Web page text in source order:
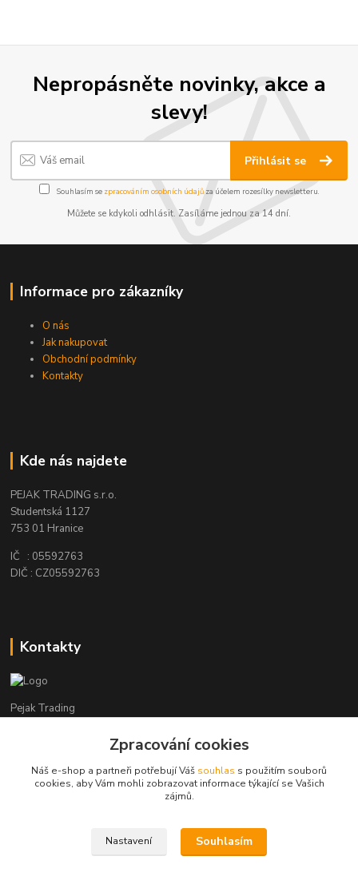
Nepropásněte novinky, akce a
slevy!
Přihlásit se
Souhlasím se zpracováním osobních údajůza účelem rozesílky newsletteru.
Můžete se kdykoli odhlásit. Zasíláme jednou za 14 dní.
Informace pro zákazníky
O nás
Jak nakupovat
Obchodní podmínky
Kontakty
Kde nás najdete
PEJAK TRADING s.r.o.
Studentská 1127
753 01 Hranice
IČ : 05592763
DIČ : CZ05592763
Kontakty
Pejak Trading
+ 420 724 280 132
(Po-Pá, 8-16 hod.)
Zpracování cookies
Náš e-shop a partneři potřebují Váš souhlas s použitím souborů
cookies, aby Vám mohli zobrazovat informace týkající se Vašich
zájmů.
Nastavení Souhlasím